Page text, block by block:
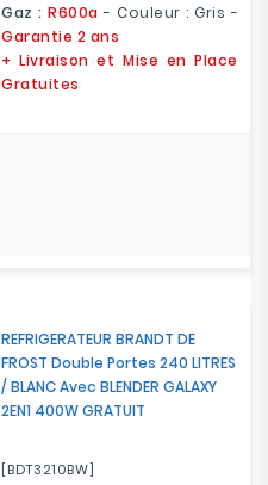
Gaz : R600a - Couleur : Gris -
Garantie 2 ans
+ Livraison et Mise en Place
Gratuites
REFRIGERATEUR BRANDT DE
FROST Double Portes 240 LITRES
/ BLANC Avec BLENDER GALAXY
2EN1 400W GRATUIT
[BDT3210BW]